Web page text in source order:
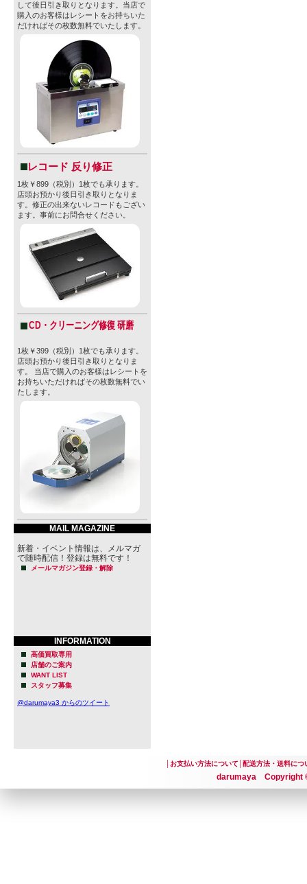
して後日引き取りとなります。当店で
購入のお客様はレシートをお持ちいた
だければその枚数無料でいたします。
レコード 反り修正
1枚￥899（税別）1枚でも承ります。
店頭お預かり後日引き取りとなりま
す。修正の出来ないレコードもござい
ます。事前にお問合せください。
CD・クリーニング修復 研磨
1枚￥399（税別）1枚でも承ります。
店頭お預かり後日引き取りとなりま
す。 当店で購入のお客様はレシートを
お持ちいただければその枚数無料でい
たします。
MAIL MAGAZINE
新着・イベント情報は、メルマガ
で随時配信！登録は無料です！
メールマガジン登録・解除
INFORMATION
高価買取専用
店舗のご案内
WANT LIST
スタッフ募集
@darumaya3 からのツイート
お支払い方法について│ 配送方法・送料につ
darumaya Copyright